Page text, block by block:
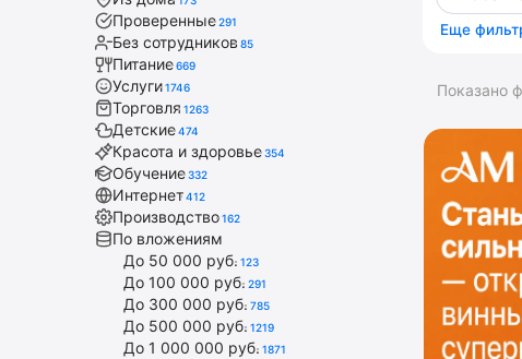
Проверенные291
Без сотрудников 85
Питание669
Услуги1746
Торговля 1263
Детские474
Красота и здоровье354
Обучение332
Интернет412
Производство162
По вложениям
До 50 000 руб. 123
До 100 000 руб. 291
До 300 000 руб. 785
До 500 000 руб. 1219
До 1 000 000 руб. 1871
Еще
Показано